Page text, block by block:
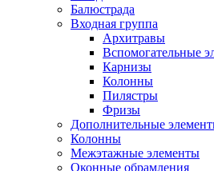
Балюстрада
Входная группа
Архитравы
Вспомогательные
Карнизы
Колонны
Пилястры
Фризы
Дополнительные
Колонны
Межэтажные элементы
Оконные обрамления